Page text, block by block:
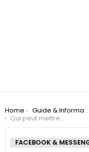
You are here:
Home Guide & Informations
Qui peut mettre un téléphone sur ecoute ?
FACEBOOK &